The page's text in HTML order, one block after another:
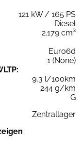
121 kW / 165 PS
Diesel
2.179 cm³
Euro6d
1 (None)
9,3 l/100km
244 g/km
G
Zentrallager